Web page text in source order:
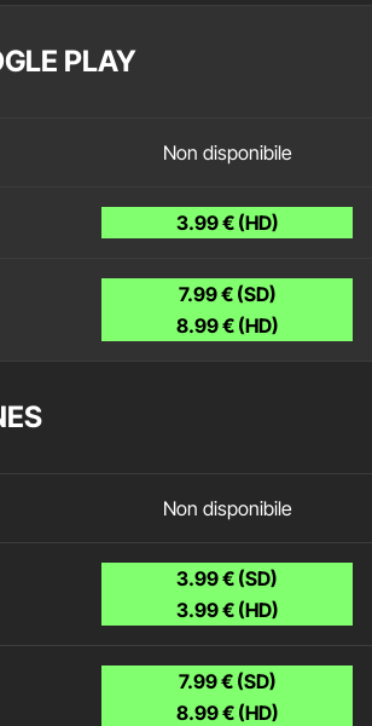
PLAY
Non disponibile
3.99 € (HD)
7.99 € (SD)
8.99 € (HD)
Non disponibile
3.99 € (SD)
3.99 € (HD)
7.99 € (SD)
8.99 € (HD)